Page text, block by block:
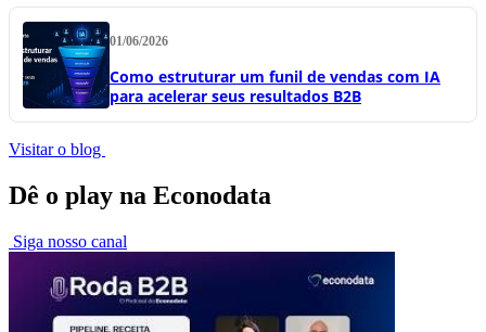
01/06/2026
Como estruturar um funil de vendas com IA
para acelerar seus resultados B2B
Visitar o blog
Dê o play na Econodata
Siga nosso canal